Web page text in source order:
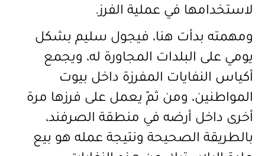
لاستخدامها في عملية الفرز.
ومهمته بدأت هنا، فيجول سليم بشكل
يومي على البلدات المجاورة له، ويجمع
أكياس النفايات المفرزة داخل بيوت
المواطنين، ومن ثمّ يعمل على فرزها مرة
أخرى داخل أرضه في منطقة الصرفند،
بالطريقة الصحيحة ونتيجة عمله هو بيع